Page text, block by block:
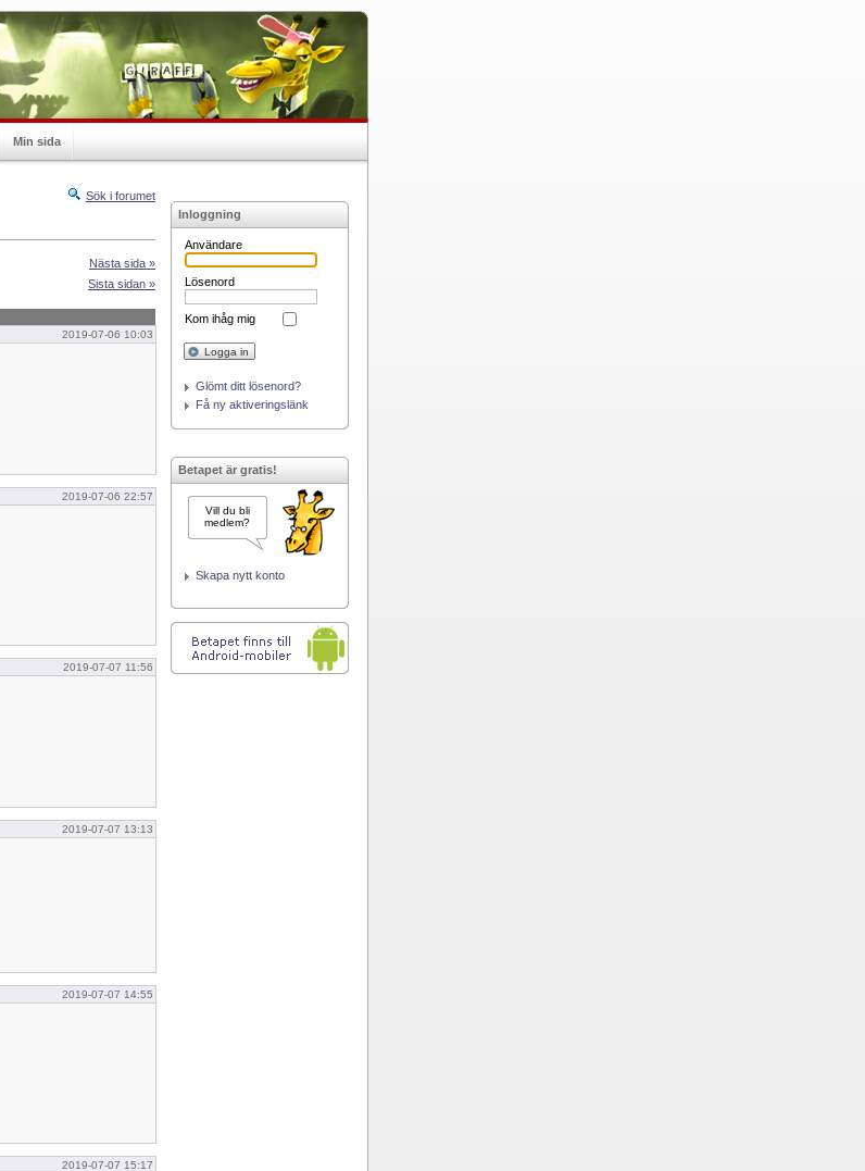
Min sida
Sök i forumet
Nästa sida »
Sista sidan »
2019-07-06 10:03
2019-07-06 22:57
2019-07-07 11:56
2019-07-07 13:13
2019-07-07 14:55
2019-07-07 15:17
Inloggning
Användare
Lösenord
Kom ihåg mig
Logga in
Glömt ditt lösenord?
Få ny aktiveringslänk
Betapet är gratis!
Vill du bli
medlem?
Skapa nytt konto